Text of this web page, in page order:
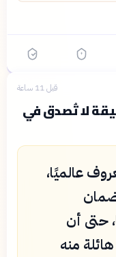
قبل 11 ساعة
لا تُصدق في
عالميًا،
حتى أن
منه